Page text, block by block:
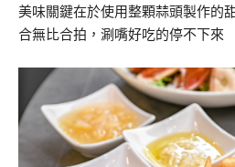
美味關鍵在於使用整顆蒜頭製作的
合無比合拍，涮嘴好吃的停不下來